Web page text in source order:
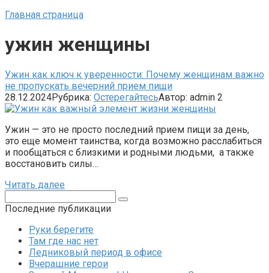
Главная страница
ужин женщины
Ужин как ключ к уверенности: Почему женщинам важно
не пропускать вечерний прием пищи
28.12.2024Рубрика: ОстерегайтесьАвтор: admin 2
Ужин — это не просто последний прием пищи за день,
это еще момент таинства, когда возможно расслабиться
и пообщаться с близкими и родными людьми, а также
восстановить силы…
Читать далее
Последние публикации
Руки берегите
Там где нас нет
Ледниковый период в офисе
Вчерашние герои